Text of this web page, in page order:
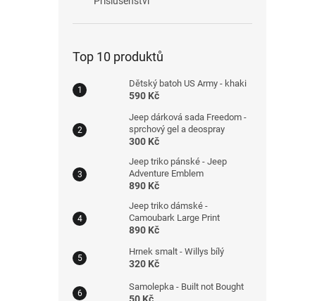
Top 10 produktů
Dětský batoh US Army - khaki
590 Kč
Jeep dárková sada Freedom -
sprchový gel a deospray
300 Kč
Jeep triko pánské - Jeep
Adventure Emblem
890 Kč
Jeep triko dámské -
Camoubark Large Print
890 Kč
Hrnek smalt - Willys bílý
320 Kč
Samolepka - Built not Bought